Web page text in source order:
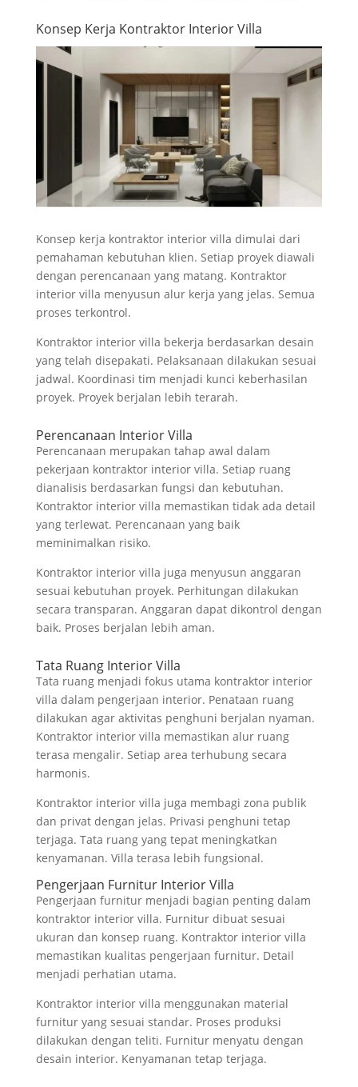
Konsep Kerja Kontraktor Interior Villa
Konsep kerja kontraktor interior villa dimulai dari
pemahaman kebutuhan klien. Setiap proyek diawali
dengan perencanaan yang matang. Kontraktor
interior villa menyusun alur kerja yang jelas. Semua
proses terkontrol.
Kontraktor interior villa bekerja berdasarkan desain
yang telah disepakati. Pelaksanaan dilakukan sesuai
jadwal. Koordinasi tim menjadi kunci keberhasilan
proyek. Proyek berjalan lebih terarah.
Perencanaan Interior Villa
Perencanaan merupakan tahap awal dalam
pekerjaan kontraktor interior villa. Setiap ruang
dianalisis berdasarkan fungsi dan kebutuhan.
Kontraktor interior villa memastikan tidak ada detail
yang terlewat. Perencanaan yang baik
meminimalkan risiko.
Kontraktor interior villa juga menyusun anggaran
sesuai kebutuhan proyek. Perhitungan dilakukan
secara transparan. Anggaran dapat dikontrol dengan
baik. Proses berjalan lebih aman.
Tata Ruang Interior Villa
Tata ruang menjadi fokus utama kontraktor interior
villa dalam pengerjaan interior. Penataan ruang
dilakukan agar aktivitas penghuni berjalan nyaman.
Kontraktor interior villa memastikan alur ruang
terasa mengalir. Setiap area terhubung secara
harmonis.
Kontraktor interior villa juga membagi zona publik
dan privat dengan jelas. Privasi penghuni tetap
terjaga. Tata ruang yang tepat meningkatkan
kenyamanan. Villa terasa lebih fungsional.
Pengerjaan Furnitur Interior Villa
Pengerjaan furnitur menjadi bagian penting dalam
kontraktor interior villa. Furnitur dibuat sesuai
ukuran dan konsep ruang. Kontraktor interior villa
memastikan kualitas pengerjaan furnitur. Detail
menjadi perhatian utama.
Kontraktor interior villa menggunakan material
furnitur yang sesuai standar. Proses produksi
dilakukan dengan teliti. Furnitur menyatu dengan
desain interior. Kenyamanan tetap terjaga.